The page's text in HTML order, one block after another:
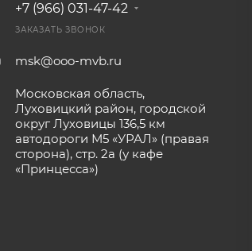
+7 (966) 031-47-42
ЗАКАЗАТЬ ЗВОНОК
msk@ooo-mvb.ru
Московская область,
Луховицкий район, городской
округ Луховицы 136,5 км
автодороги М5 «УРАЛ» (правая
сторона), стр. 2а (у кафе
«‎Принцесса»)